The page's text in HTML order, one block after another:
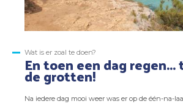
Wat is er zoal te doen?
En toen een dag
de grotten!
Na iedere dag mooi weer was er op de één-na-